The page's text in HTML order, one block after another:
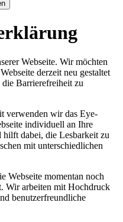
Webseite. Wir möchten
derzeit neu gestaltet
Barrierefreiheit zu
verwenden wir das Eye-
individuell an Ihre
hilft dabei, die Lesbarkeit zu
mit unterschiedlichen
Webseite momentan noch
Wir arbeiten mit Hochdruck
benutzerfreundliche